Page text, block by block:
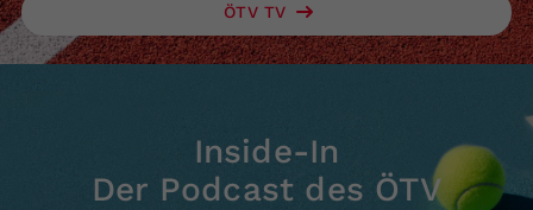
ÖTV TV
Inside-In
Der Podcast des ÖTV